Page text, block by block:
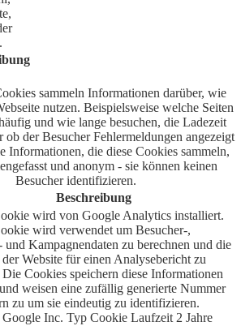
sammeln Informationen darüber, wie
nutzen. Beispielsweise welche Seiten
und wie lange besuchen, die Ladezeit
ob der Besucher Fehlermeldungen angezeigt
Informationen, die diese Cookies sammeln,
und anonym - sie können keinen
Besucher identifizieren.
Beschreibung
wird von Google Analytics installiert.
wird verwendet um Besucher-,
und Kampagnendaten zu berechnen und die
Website für einen Analysebericht zu
Die Cookies speichern diese Informationen
weisen eine zufällig generierte Nummer
zu um sie eindeutig zu identifizieren.
Google Inc. Typ Cookie Laufzeit 2 Jahre